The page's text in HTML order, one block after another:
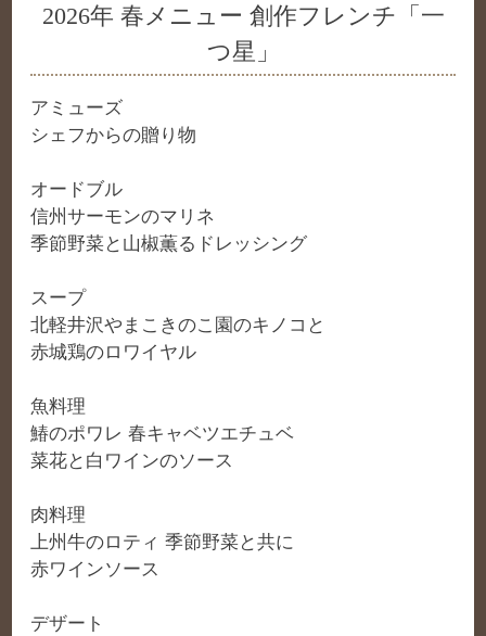
2026年 春メニュー 創作フレンチ「一
つ星」
アミューズ
シェフからの贈り物
オードブル
信州サーモンのマリネ
季節野菜と山椒薫るドレッシング
スープ
北軽井沢やまこきのこ園のキノコと
赤城鶏のロワイヤル
魚料理
鰆のポワレ 春キャベツエチュベ
菜花と白ワインのソース
肉料理
上州牛のロティ 季節野菜と共に
赤ワインソース
デザート